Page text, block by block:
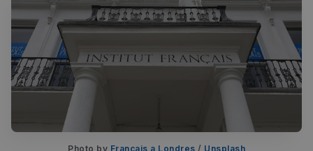
Photo by Francais a Londres / Unsplash